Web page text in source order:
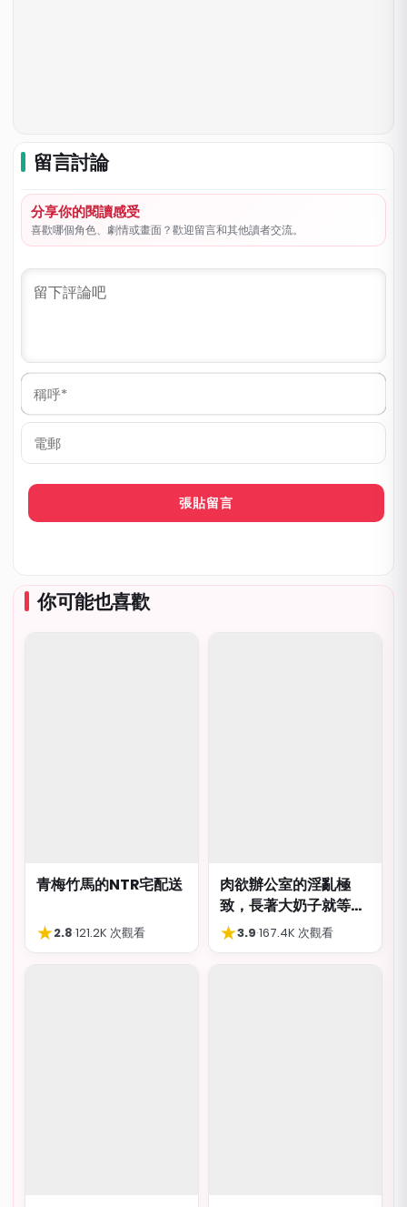
留言討論
分享你的閱讀感受
喜歡哪個角色、劇情或畫面？歡迎留言和其他讀者交流。
稱
*
郵
你可能也喜歡
青梅竹馬的NTR宅配送
★2.8·121.2K 次觀看
肉欲辦公室的淫亂極
致，長著大奶子就等著
被猥褻侮辱
★3.9·167.4K 次觀看